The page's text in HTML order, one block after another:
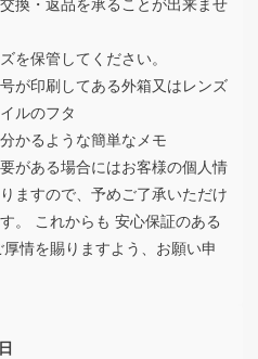
換・返品を承ることが出来ませ
を保管してください。
が印刷してある外箱又はレンズ
ルのフタ
かるような簡単なメモ
がある場合にはお客様の個人情
ますので、予めご了承いただけ
。 これからも 安心保証のある
情を賜りますよう、お願い申